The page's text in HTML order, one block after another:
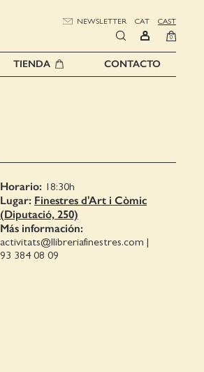
NEWSLETTER CAT CAST
0
TIENDA CONTACTO
Horario: 18:30h
Lugar: Finestres d'Art i Còmic
(Diputació, 250)
Más información:
activitats@llibreriafinestres.com |
93 384 08 09